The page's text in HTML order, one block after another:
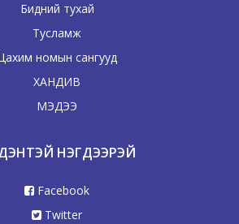
Бидний тухай
Тусламж
номын сангууд
ХАНДИВ
МЭДЭЭ
НЭГДЭЭРЭЙ
Facebook
Twitter